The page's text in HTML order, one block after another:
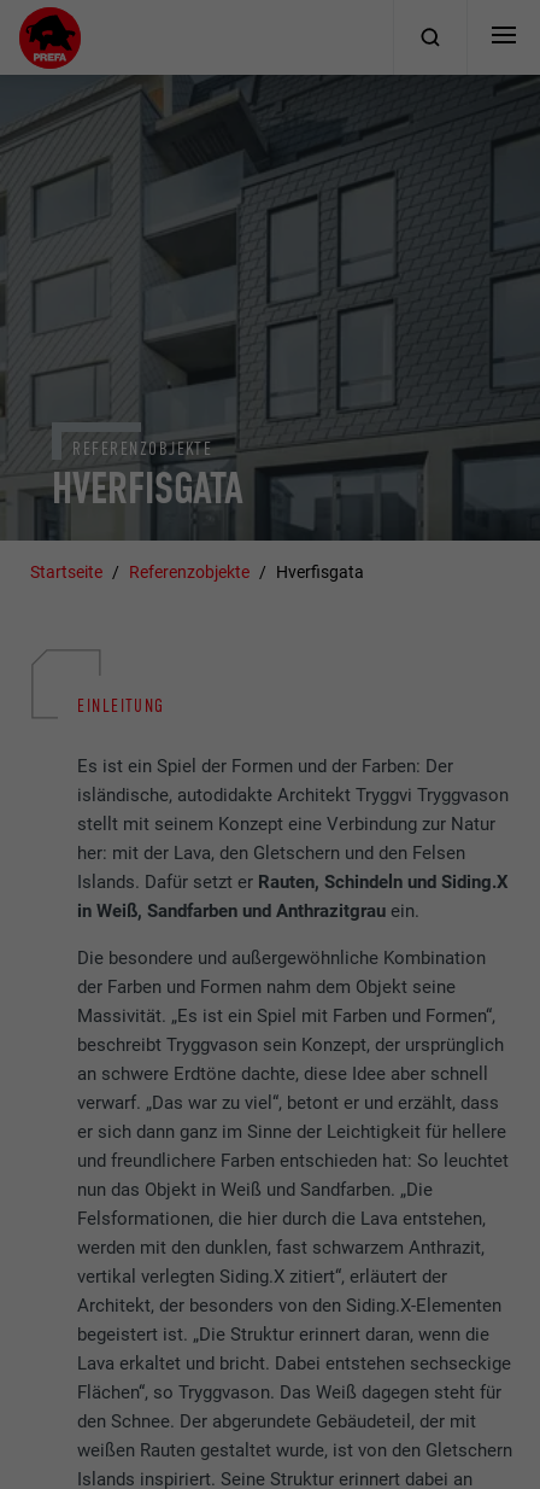
HVERFISGATA
REFERENZOBJEKTE
Startseite Referenzobjekte Hverfisgata
EINLEITUNG
Es ist ein Spiel der Formen und der Farben: Der
isländische, autodidakte Architekt Tryggvi Tryggvason
stellt mit seinem Konzept eine Verbindung zur Natur
her: mit der Lava, den Gletschern und den Felsen
Islands. Dafür setzt er Rauten, Schindeln und Siding.X
in Weiß, Sandfarben und Anthrazitgrau ein.
Die besondere und außergewöhnliche Kombination
der Farben und Formen nahm dem Objekt seine
Massivität. „Es ist ein Spiel mit Farben und Formen“,
beschreibt Tryggvason sein Konzept, der ursprünglich
an schwere Erdtöne dachte, diese Idee aber schnell
verwarf. „Das war zu viel“, betont er und erzählt, dass
er sich dann ganz im Sinne der Leichtigkeit für hellere
und freundlichere Farben entschieden hat: So leuchtet
nun das Objekt in Weiß und Sandfarben. „Die
Felsformationen, die hier durch die Lava entstehen,
werden mit den dunklen, fast schwarzem Anthrazit,
vertikal verlegten Siding.X zitiert“, erläutert der
Architekt, der besonders von den Siding.X-Elementen
begeistert ist. „Die Struktur erinnert daran, wenn die
Lava erkaltet und bricht. Dabei entstehen sechseckige
Flächen“, so Tryggvason. Das Weiß dagegen steht für
den Schnee. Der abgerundete Gebäudeteil, der mit
weißen Rauten gestaltet wurde, ist von den Gletschern
Islands inspiriert. Seine Struktur erinnert dabei an